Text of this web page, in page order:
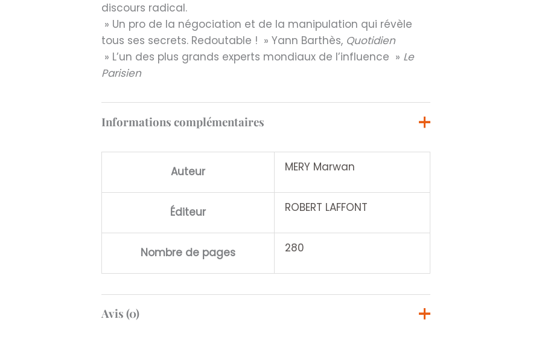
discours radical.
» Un pro de la négociation et de la manipulation qui révèle
tous ses secrets. Redoutable ! » Yann Barthès, Quotidien
» L’un des plus grands experts mondiaux de l’influence » Le
Parisien
Informations complémentaires
Auteur MERY Marwan
Éditeur ROBERT LAFFONT
Nombre de pages 280
Avis (0)